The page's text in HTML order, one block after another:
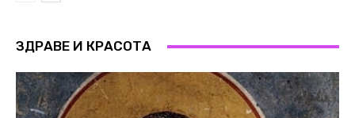
ЗДРАВЕ И КРАСОТА